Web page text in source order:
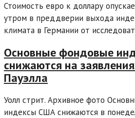
Стоимость евро к доллару
утром в преддверии выхода
климата в Германии от
Основные фондовые
снижаются на
Пауэлла
Уолл стрит. Архивное фото
индексы США снижаются в